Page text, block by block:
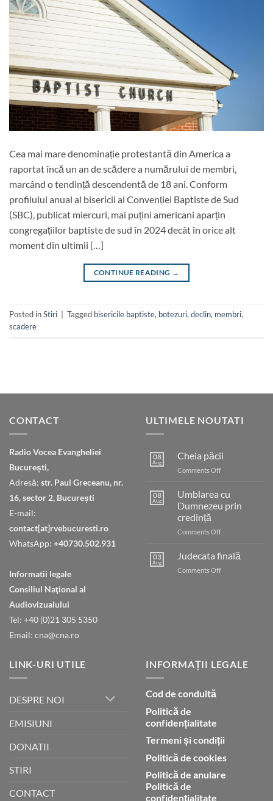
Cea mai mare denominație protestantă din America a
raportat încă un an de scădere a numărului de membri,
marcând o tendință descendentă de 18 ani. Conform
profilului anual al bisericii al Convenției Baptiste de Sud
(SBC), publicat miercuri, mai puțini americani aparțin
congregațiilor baptiste de sud în 2024 decât în ​​orice alt
moment din ultimii […]
CONTINUE READING →
Posted inStiri Tagged bisericile baptiste, botezuri, declin, membri,
scadere
CONTACT
Radio Vocea Evangheliei
București,
Adresă: str. Paul Greceanu, nr.
16, sector 2, București
E-mail:
contact[at]rvebucuresti.ro
WhatsApp: +40730.502.931
Informatii legale
Consiliul Naţional al
Audiovizualului
Tel: +40 (0)21 305 5350
Email: cna@cna.ro
ULTIMELE NOUTATI
08
Aug
Cheia păcii
Comments Offon
08
Aug
Umblarea cu
Dumnezeu prin
credință
Comments Offon
cu
Dumnezeu
prin
03
Aug
Judecata finală
Comments Offon
LINK-URI UTILE
DESPRE NOI
EMISIUNI
DONATII
STIRI
CONTACT
INFORMAȚII LEGALE
Cod de conduită
Politică de
confidențialitate
Termeni și condiții
Politică de cookies
Politică de anulare
Politică de
confidențialitate